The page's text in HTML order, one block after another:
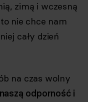
zimą i wczesną
nie chce nam
cały dzień
na czas wolny
odporność i